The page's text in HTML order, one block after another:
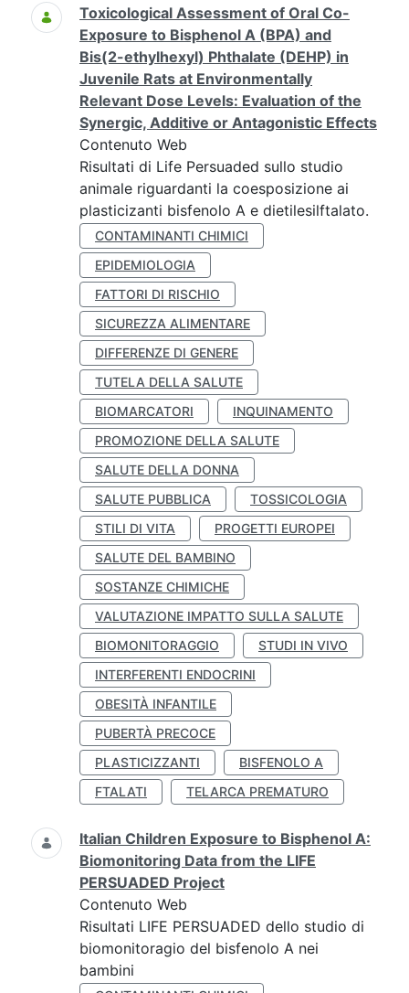
Toxicological Assessment of Oral Co-
Exposure to Bisphenol A (BPA) and
Bis(2-ethylhexyl) Phthalate (DEHP) in
Juvenile Rats at Environmentally
Relevant Dose Levels: Evaluation of the
Synergic, Additive or Antagonistic Effects
Contenuto Web
Risultati di Life Persuaded sullo studio
animale riguardanti la coesposizione ai
plasticizanti bisfenolo A e dietilesilftalato.
CONTAMINANTI CHIMICI
EPIDEMIOLOGIA
FATTORI DI RISCHIO
SICUREZZA ALIMENTARE
DIFFERENZE DI GENERE
TUTELA DELLA SALUTE
BIOMARCATORI
INQUINAMENTO
PROMOZIONE DELLA SALUTE
SALUTE DELLA DONNA
SALUTE PUBBLICA
TOSSICOLOGIA
STILI DI VITA
PROGETTI EUROPEI
SALUTE DEL BAMBINO
SOSTANZE CHIMICHE
VALUTAZIONE IMPATTO SULLA SALUTE
BIOMONITORAGGIO
STUDI IN VIVO
INTERFERENTI ENDOCRINI
OBESITÀ INFANTILE
PUBERTÀ PRECOCE
PLASTICIZZANTI
BISFENOLO A
FTALATI
TELARCA PREMATURO
Italian Children Exposure to Bisphenol A:
Biomonitoring Data from the LIFE
PERSUADED Project
Contenuto Web
Risultati LIFE PERSUADED dello studio di
biomonitoragio del bisfenolo A nei
bambini